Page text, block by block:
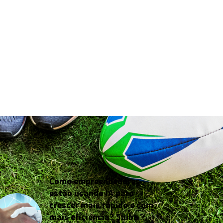
Como empreendedores
estão usando IA para
crescer mais rápido e com
mais eficiência? Saiba